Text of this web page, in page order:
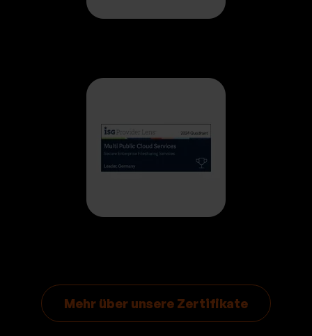
Mehr über unsere Zertifikate